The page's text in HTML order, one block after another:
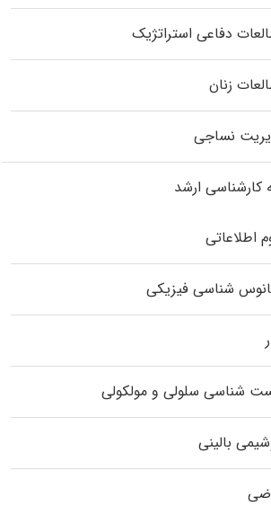
دفاعی استراتژیک
زنان
نساجی
کارشناسی ارشد
اطلاعاتی
شناسی فیزیکی
شناسی سلولی و مولکولی
بالینی